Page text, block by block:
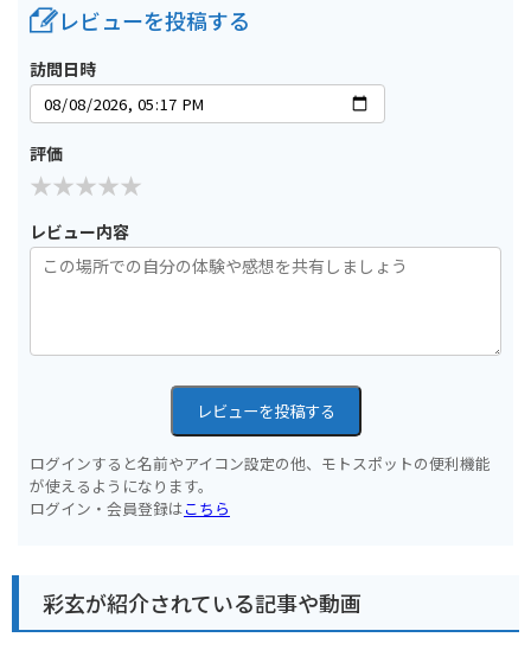
レビューを投稿する
訪問日時
評価
レビュー内容
レビューを投稿する
ログインすると名前やアイコン設定の他、モトスポットの便利機能
が使えるようになります。
ログイン・会員登録はこちら
彩玄が紹介されている記事や動画